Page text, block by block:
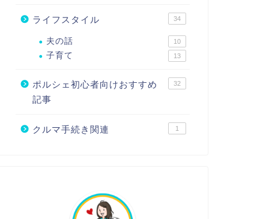
ライフスタイル 34
夫の話 10
子育て 13
ポルシェ初心者向けおすすめ
記事
32
クルマ手続き関連 1